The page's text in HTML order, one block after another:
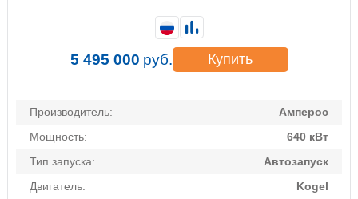
Производитель:
Амперос
Мощность:
640 кВт
Тип запуска:
Автозапуск
Двигатель:
Kogel
5 495 000 руб. Купить